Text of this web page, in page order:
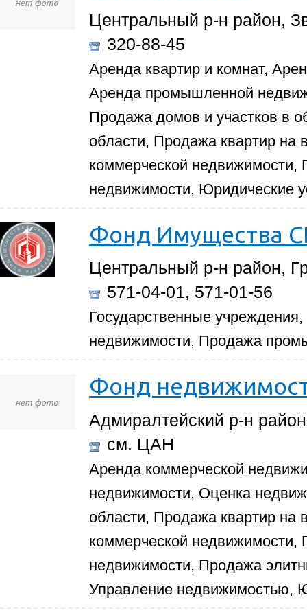
Центральный р-н район,
320-88-45
Аренда квартир и комнат,
Аренда промышленной
Продажа домов и участков в
области, Продажа квартир на
коммерческой
недвижимости, Юридические
Фонд Имущества
Центральный р-н район,
571-04-01, 571-01-56
Государственные
недвижимости, Продажа
Фонд
Адмиралтейский р-н
см. ЦАН
Аренда коммерческой
недвижимости, Оценка
области, Продажа квартир на
коммерческой
недвижимости, Продажа
Управление недвижимостью,